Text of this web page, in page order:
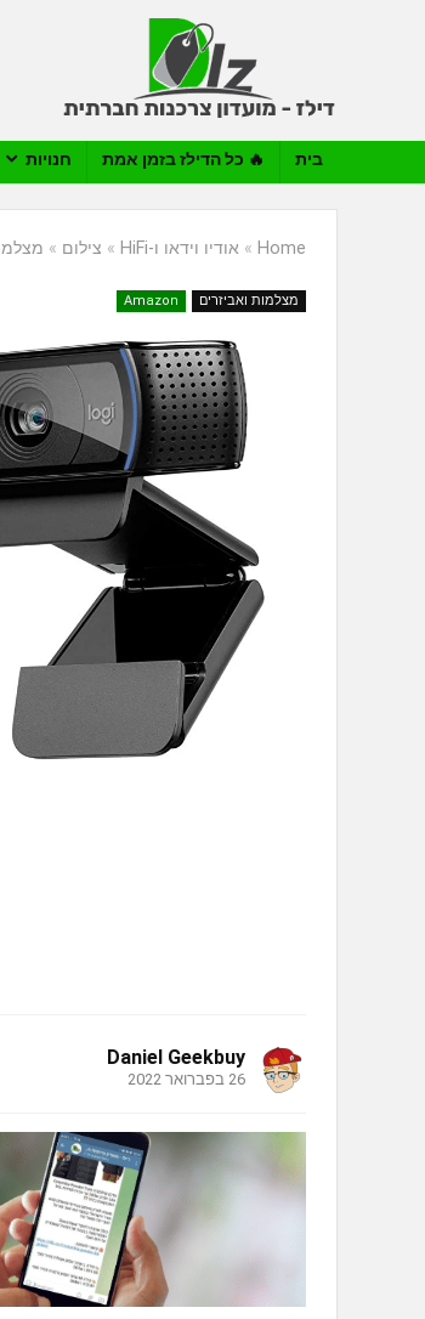
בית 🔥 כל הדילז בזמן אמת חנויות
Home
» אודיו וידאו ו-HiFi » צילום »
מצלמות ואביזרים Amazon
Daniel Geekbuy
26 בפברואר 2022